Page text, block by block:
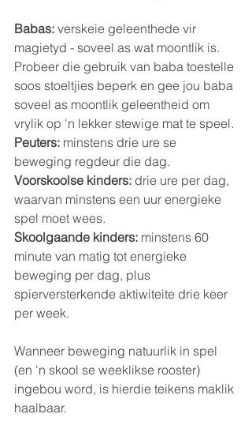
Babas: verskeie geleenthede vir
magietyd - soveel as wat moontlik is.
Probeer die gebruik van baba toestelle
soos stoeltjies beperk en gee jou baba
soveel as moontlik geleentheid om
vrylik op 'n lekker stewige mat te speel.
Peuters: minstens drie ure se
beweging regdeur die dag.
Voorskoolse kinders: drie ure per dag,
waarvan minstens een uur energieke
spel moet wees.
Skoolgaande kinders: minstens 60
minute van matig tot energieke
beweging per dag, plus
spierversterkende aktiwiteite drie keer
per week.
Wanneer beweging natuurlik in spel
(en 'n skool se weeklikse rooster)
ingebou word, is hierdie teikens maklik
haalbaar.